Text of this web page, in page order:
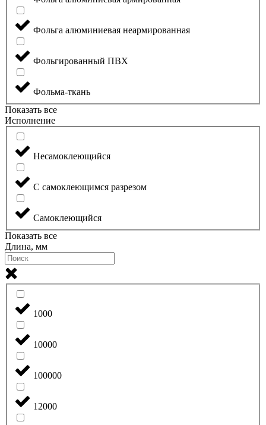
Фольга алюминиевая неармированная
Фольгированный ПВХ
Фольма-ткань
Показать все
Исполнение
Несамоклеющийся
С самоклеющимся разрезом
Самоклеющийся
Показать все
Длина, мм
1000
10000
100000
12000